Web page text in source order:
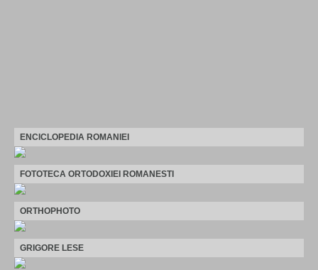
ENCICLOPEDIA ROMANIEI
FOTOTECA ORTODOXIEI ROMANESTI
ORTHOPHOTO
GRIGORE LESE